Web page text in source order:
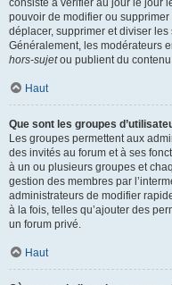
consiste à vérifier au jour le jour
pouvoir de modifier ou
déplacer, supprimer et diviser
Généralement, les modérateurs
hors-sujetou publient du
Haut
Que sont les groupes
Les groupes permettent aux
des invités au forum et à ses
à un ou plusieurs groupes et
gestion des membres par
administrateurs de modifier
à la fois, telles qu’ajouter des
un forum privé.
Haut